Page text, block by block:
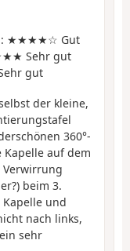
: ★★★★☆ Gut
Sehr gut
gut
der kleine,
360°-
Kapelle auf dem
Verwirrung
beim 3.
und
nach links,
sehr